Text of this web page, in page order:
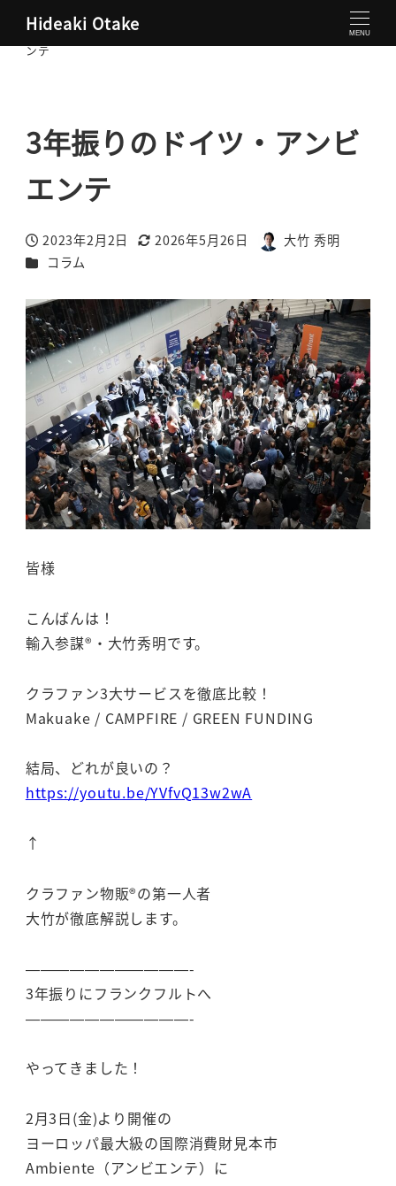
Hideaki Otake MENU
大竹秀明 公式サイト
3年振りのドイツ・アンビエ
ンテ
3年振りのドイツ・アンビ
エンテ
投稿日
2023年2月2日
更新日
2026年5月26日
著
大竹 秀明
カテゴリー
コラム
皆様
こんばんは！
輸入参謀®・大竹秀明です。
クラファン3大サービスを徹底比較！
Makuake / CAMPFIRE / GREEN FUNDING
結局、どれが良いの？
https://youtu.be/YVfvQ13w2wA
↑
クラファン物販®の第一人者
大竹が徹底解説します。
———————————-
3年振りにフランクフルトへ
———————————-
やってきました！
2月3日(金)より開催の
ヨーロッパ最大級の国際消費財見本市
Ambiente（アンビエンテ）に